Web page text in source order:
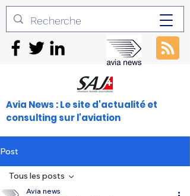
Avia News : Le site d'actualité et
consulting sur l'aviation
Post
Tous les posts
Avia news